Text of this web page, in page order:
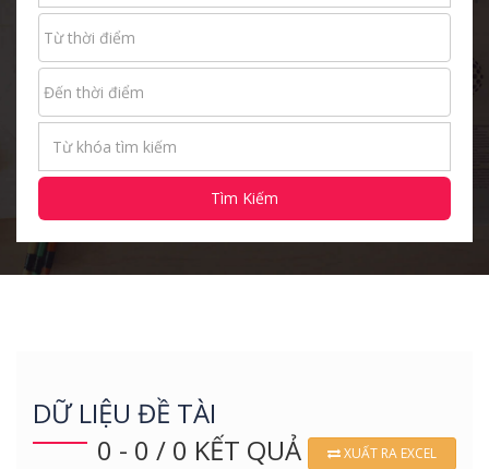
Tìm Kiếm
DỮ LIỆU ĐỀ TÀI
0 - 0 / 0 KẾT QUẢ
XUẤT RA EXCEL